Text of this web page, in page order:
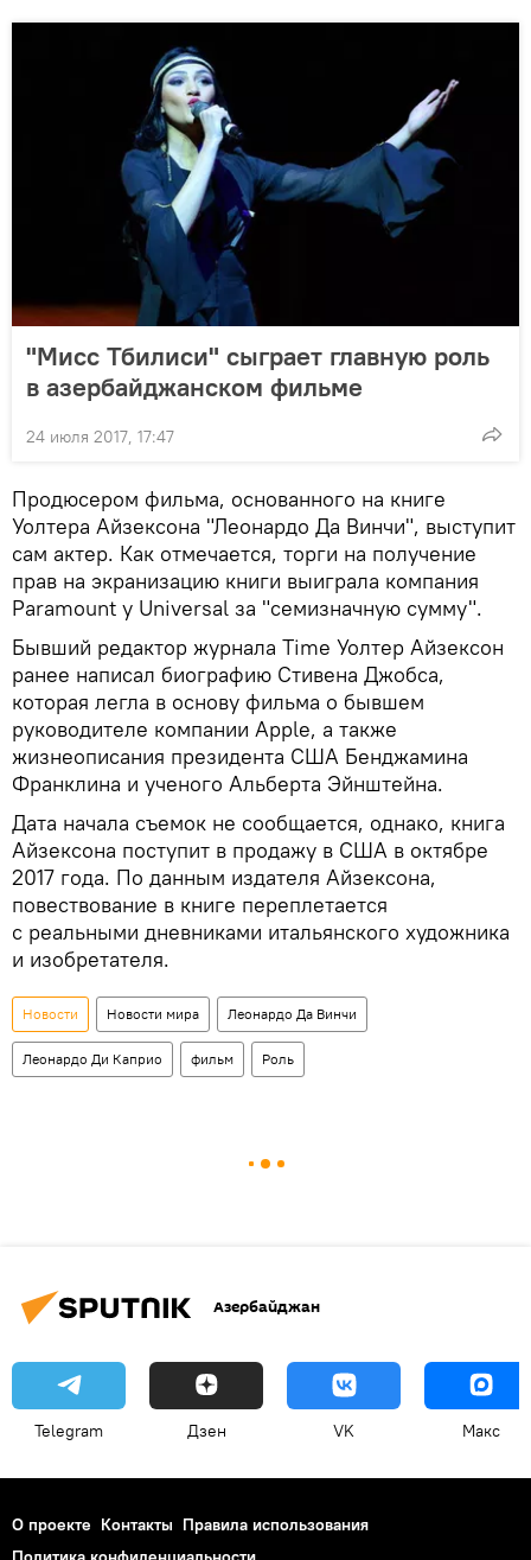
"Мисс Тбилиси" сыграет главную роль
в азербайджанском фильме
24 июля 2017, 17:47
Продюсером фильма, основанного на книге
Уолтера Айзексона "Леонардо Да Винчи", выступит
сам актер. Как отмечается, торги на получение
прав на экранизацию книги выиграла компания
Paramount у Universal за "семизначную сумму".
Бывший редактор журнала Time Уолтер Айзексон
ранее написал биографию Стивена Джобса,
которая легла в основу фильма о бывшем
руководителе компании Apple, а также
жизнеописания президента США Бенджамина
Франклина и ученого Альберта Эйнштейна.
Дата начала съемок не сообщается, однако, книга
Айзексона поступит в продажу в США в октябре
2017 года. По данным издателя Айзексона,
повествование в книге переплетается
с реальными дневниками итальянского художника
и изобретателя.
Новости Новости мира Леонардо Да Винчи
Леонардо Ди Каприо фильм Роль
Азербайджан
Telegram Дзен VK Макс
О проекте Контакты Правила использования